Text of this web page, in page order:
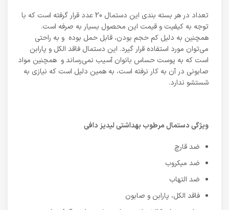
تعداد در هر بسته بندی این دستمال 20 عدد قرار گرفته است که با
توجه به کیفیت و قیمت این محصول بسیار به صرفه است.
همچنین به دلیل کم حجم بودن، قابل حمل بوده و به راحتی
می‌توان مورد استفاده قرار گیرد. این دستمال فاقد الکل و پارابن
است که به پوست حساس بانوان آسیب نمی‌رساند و همچنین مواد
صابونی در آن به کار نرفته است، به همین دلیل است که نیازی به
شستشو ندارد.
ویژگی دستمال مرطوب بهداشتی لیدیز دافی
ضد قارچ
ضد میکروب
ضد التهاب
فاقد الکل، پارابن و صابون